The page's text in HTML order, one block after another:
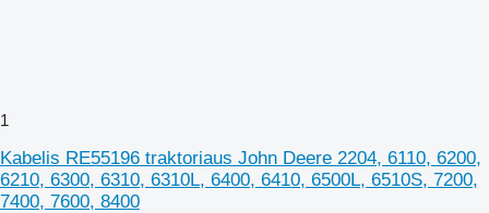
1
Kabelis RE55196 traktoriaus John Deere 2204, 6110, 6200,
6210, 6300, 6310, 6310L, 6400, 6410, 6500L, 6510S, 7200,
7400, 7600, 8400